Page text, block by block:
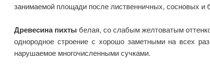
занимаемой площади после лиственничных, сосновых и
Древесина пихты белая, со слабым желтоватым
однородное строение с хорошо заметными на всех
нарушаемое многочисленными сучками.